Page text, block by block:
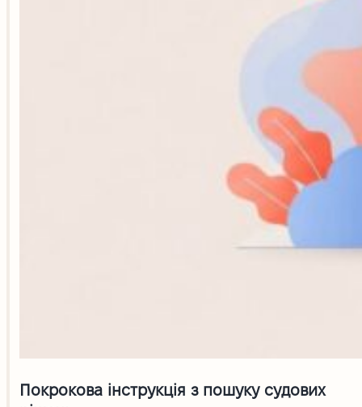
Покрокова інструкція з пошуку судових